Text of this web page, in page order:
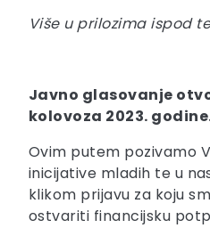
Više u prilozima ispod
Javno glasovanje
kolovoza 2023.
Ovim putem pozivamo
inicijative mladih te u
klikom prijavu za koju
ostvariti financijsku